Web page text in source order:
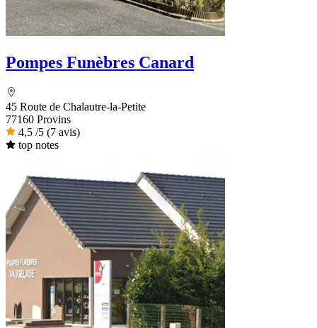
Pompes Funèbres Canard
45 Route de Chalautre-la-Petite
77160 Provins
4,5 /5 (7 avis)
top notes